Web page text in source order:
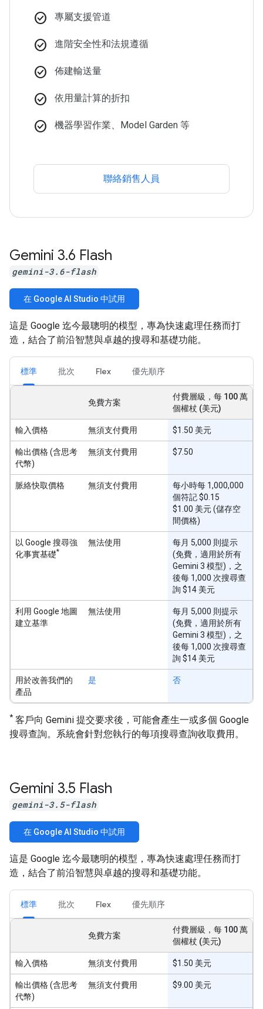
check_circle 專屬支援管道
check_circle 進階安全性和法規遵循
check_circle 佈建輸送量
check_circle 依用量計算的折扣
check_circle 機器學習作業、Model Garden 等
聯絡銷售人員
Gemini 3.6 Flash
gemini-3.6-flash
在 Google AI Studio 中試用
這是 Google 迄今最聰明的模型，專為快速處理任務而打
造，結合了前沿智慧與卓越的搜尋和基礎功能。
標準 批次 Flex 優先順序
免費方案
付費層級，每 100 萬
個權杖 (美元)
輸入價格 無須支付費用 $1.50 美元
輸出價格 (含思考
代幣)
無須支付費用 $7.50
脈絡快取價格 無須支付費用
每小時每 1,000,000
個符記 $0.15
$1.00 美元 (儲存空
間價格)
以 Google 搜尋強
化事實基礎*
無法使用
每月 5,000 則提示
(免費，適用於所有
Gemini 3 模型)，之
後每 1,000 次搜尋查
詢 $14 美元
利用 Google 地圖
建立基準
無法使用
每月 5,000 則提示
(免費，適用於所有
Gemini 3 模型)，之
後每 1,000 次搜尋查
詢 $14 美元
用於改善我們的
產品
是 否
* 客戶向 Gemini 提交要求後，可能會產生一或多個 Google
搜尋查詢。系統會針對您執行的每項搜尋查詢收取費用。
Gemini 3.5 Flash
gemini-3.5-flash
在 Google AI Studio 中試用
這是 Google 迄今最聰明的模型，專為快速處理任務而打
造，結合了前沿智慧與卓越的搜尋和基礎功能。
標準 批次 Flex 優先順序
免費方案
付費層級，每 100 萬
個權杖 (美元)
輸入價格 無須支付費用 $1.50 美元
輸出價格 (含思考
代幣)
無須支付費用 $9.00 美元